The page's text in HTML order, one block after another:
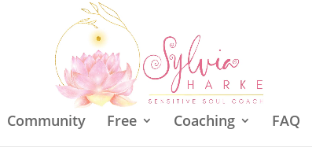
Community Free Coaching FAQ